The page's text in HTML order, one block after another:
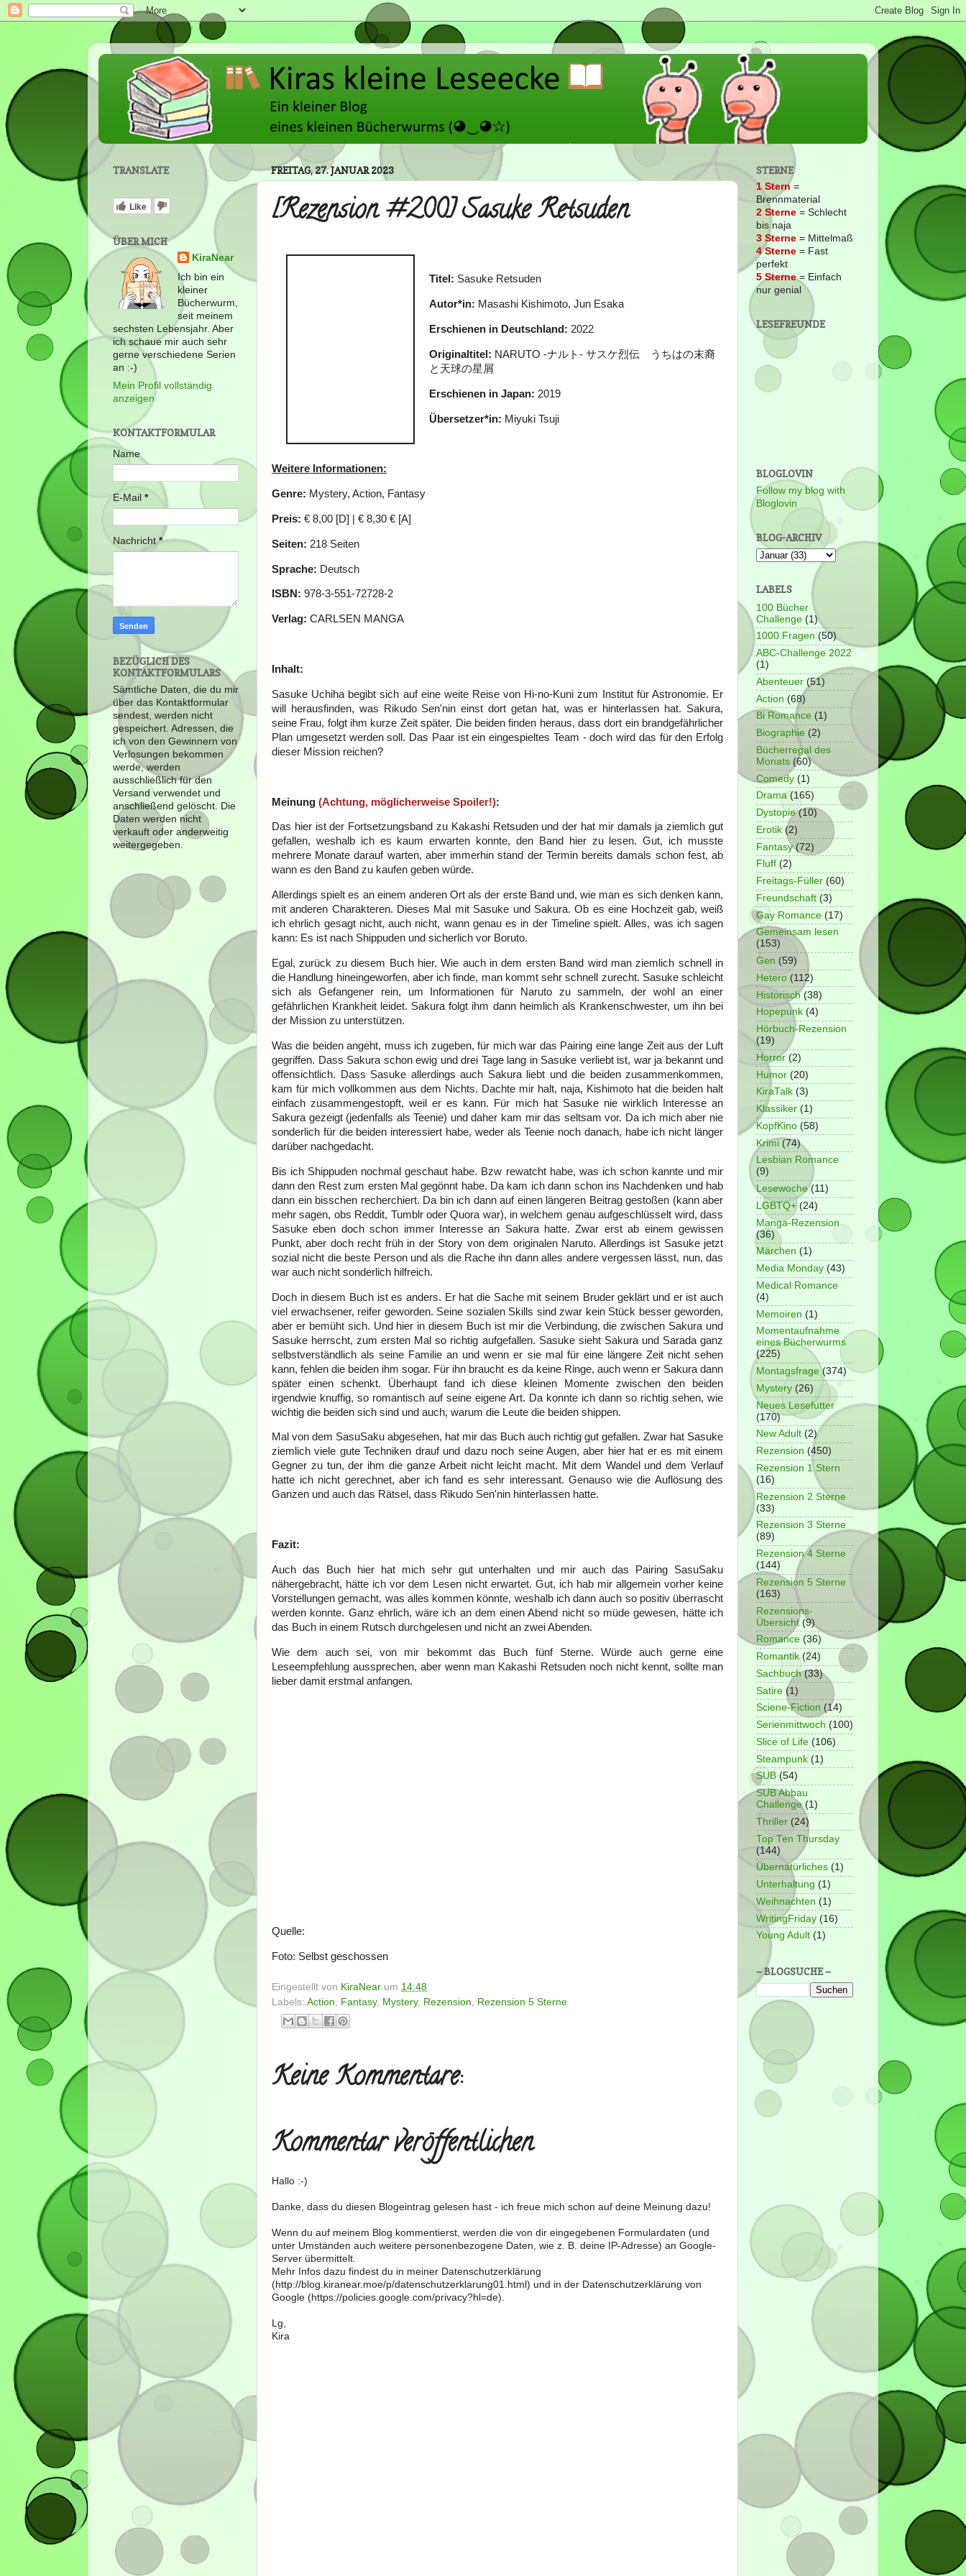
FREITAG, 27. JANUAR 2023
[Rezension #200] Sasuke Retsuden
Titel: Sasuke Retsuden
Autor*in: Masashi Kishimoto, Jun Esaka
Erschienen in Deutschland: 2022
Originaltitel: NARUTO -ナルト- サスケ烈伝 うちはの末裔
と天球の星屑
Erschienen in Japan: 2019
Übersetzer*in: Miyuki Tsuji
Weitere Informationen:
Genre: Mystery, Action, Fantasy
Preis: € 8,00 [D] | € 8,30 € [A]
Seiten: 218 Seiten
Sprache: Deutsch
ISBN: 978-3-551-72728-2
Verlag: CARLSEN MANGA
Inhalt:
Sasuke Uchiha begibt sich auf eine weite Reise von Hi-no-Kuni zum Institut für Astronomie. Er
will herausfinden, was Rikudo Sen'nin einst dort getan hat, was er hinterlassen hat. Sakura,
seine Frau, folgt ihm kurze Zeit später. Die beiden finden heraus, dass dort ein brandgefährlicher
Plan umgesetzt werden soll. Das Paar ist ein eingespieltes Team - doch wird das für den Erfolg
dieser Mission reichen?
Meinung (Achtung, möglicherweise Spoiler!):
Das hier ist der Fortsetzungsband zu Kakashi Retsuden und der hat mir damals ja ziemlich gut
gefallen, weshalb ich es kaum erwarten konnte, den Band hier zu lesen. Gut, ich musste
mehrere Monate darauf warten, aber immerhin stand der Termin bereits damals schon fest, ab
wann es den Band zu kaufen geben würde.
Allerdings spielt es an einem anderen Ort als der erste Band und, wie man es sich denken kann,
mit anderen Charakteren. Dieses Mal mit Sasuke und Sakura. Ob es eine Hochzeit gab, weiß
ich ehrlich gesagt nicht, auch nicht, wann genau es in der Timeline spielt. Alles, was ich sagen
kann: Es ist nach Shippuden und sicherlich vor Boruto.
Egal, zurück zu diesem Buch hier. Wie auch in dem ersten Band wird man ziemlich schnell in
die Handlung hineingeworfen, aber ich finde, man kommt sehr schnell zurecht. Sasuke schleicht
sich als Gefangener rein, um Informationen für Naruto zu sammeln, der wohl an einer
gefährlichen Krankheit leidet. Sakura folgt ihm dann heimlich als Krankenschwester, um ihn bei
der Mission zu unterstützen.
Was die beiden angeht, muss ich zugeben, für mich war das Pairing eine lange Zeit aus der Luft
gegriffen. Dass Sakura schon ewig und drei Tage lang in Sasuke verliebt ist, war ja bekannt und
offensichtlich. Dass Sasuke allerdings auch Sakura liebt und die beiden zusammenkommen,
kam für mich vollkommen aus dem Nichts. Dachte mir halt, naja, Kishimoto hat die beiden halt
einfach zusammengestopft, weil er es kann. Für mich hat Sasuke nie wirklich Interesse an
Sakura gezeigt (jedenfalls als Teenie) und daher kam mir das seltsam vor. Da ich mich aber nie
sonderlich für die beiden interessiert habe, weder als Teenie noch danach, habe ich nicht länger
darüber nachgedacht.
Bis ich Shippuden nochmal geschaut habe. Bzw rewatcht habe, was ich schon kannte und mir
dann den Rest zum ersten Mal gegönnt habe. Da kam ich dann schon ins Nachdenken und hab
dann ein bisschen recherchiert. Da bin ich dann auf einen längeren Beitrag gestoßen (kann aber
mehr sagen, obs Reddit, Tumblr oder Quora war), in welchem genau aufgeschlüsselt wird, dass
Sasuke eben doch schon immer Interesse an Sakura hatte. Zwar erst ab einem gewissen
Punkt, aber doch recht früh in der Story von dem originalen Naruto. Allerdings ist Sasuke jetzt
sozial nicht die beste Person und als die Rache ihn dann alles andere vergessen lässt, nun, das
war auch nicht sonderlich hilfreich.
Doch in diesem Buch ist es anders. Er hat die Sache mit seinem Bruder geklärt und er ist auch
viel erwachsener, reifer geworden. Seine sozialen Skills sind zwar kein Stück besser geworden,
aber er bemüht sich. Und hier in diesem Buch ist mir die Verbindung, die zwischen Sakura und
Sasuke herrscht, zum ersten Mal so richtig aufgefallen. Sasuke sieht Sakura und Sarada ganz
selbstverständlich als seine Familie an und wenn er sie mal für eine längere Zeit nicht sehen
kann, fehlen die beiden ihm sogar. Für ihn braucht es da keine Ringe, auch wenn er Sakura dann
später einen schenkt. Überhaupt fand ich diese kleinen Momente zwischen den beiden
irgendwie knuffig, so romantisch auf seine eigene Art. Da konnte ich dann so richtig sehen, wie
wichtig die beiden sich sind und auch, warum die Leute die beiden shippen.
Mal von dem SasuSaku abgesehen, hat mir das Buch auch richtig gut gefallen. Zwar hat Sasuke
ziemlich viele gute Techniken drauf und dazu noch seine Augen, aber hier hat er es mit einem
Gegner zu tun, der ihm die ganze Arbeit nicht leicht macht. Mit dem Wandel und dem Verlauf
hatte ich nicht gerechnet, aber ich fand es sehr interessant. Genauso wie die Auflösung des
Ganzen und auch das Rätsel, dass Rikudo Sen'nin hinterlassen hatte.
Fazit:
Auch das Buch hier hat mich sehr gut unterhalten und mir auch das Pairing SasuSaku
nähergebracht, hätte ich vor dem Lesen nicht erwartet. Gut, ich hab mir allgemein vorher keine
Vorstellungen gemacht, was alles kommen könnte, weshalb ich dann auch so positiv überrascht
werden konnte. Ganz ehrlich, wäre ich an dem einen Abend nicht so müde gewesen, hätte ich
das Buch in einem Rutsch durchgelesen und nicht an zwei Abenden.
Wie dem auch sei, von mir bekommt das Buch fünf Sterne. Würde auch gerne eine
Leseempfehlung aussprechen, aber wenn man Kakashi Retsuden noch nicht kennt, sollte man
lieber damit erstmal anfangen.
Quelle:
Foto: Selbst geschossen
Eingestellt von KiraNear um 14:48
Labels: Action Fantasy, Mystery, Rezension Rezension 5 Sterne
Keine Kommentare:
Kommentar veröffentlichen
Hallo :-)
Danke, dass du diesen Blogeintrag gelesen hast - ich freue mich schon auf deine Meinung dazu!
Wenn du auf meinem Blog kommentierst, werden die von dir eingegebenen Formulardaten (und
unter Umständen auch weitere personenbezogene Daten, wie z. B. deine IP-Adresse) an Google-
Server übermittelt.
Mehr Infos dazu findest du in meiner Datenschutzerklärung
(http://blog.kiranear.moe/p/datenschutzerklarung01.html) und in der Datenschutzerklärung von
Google (https://policies.google.com/privacy?hl=de).
Lg,
Kira
TRANSLATE
Like
ÜBER MICH
KiraNear
Ich bin ein
kleiner
Bücherwurm,
seit meinem
sechsten Lebensjahr. Aber
ich schaue mir auch sehr
gerne verschiedene Serien
an :-)
Mein Profil vollständig
anzeigen
KONTAKTFORMULAR
Name
E-Mail *
Nachricht*
BEZÜGLICH DES
KONTAKTFORMULARS
Sämtliche Daten, die du mir
über das Kontaktformular
sendest, werden nicht
gespeichert. Adressen, die
ich von den Gewinnern von
Verlosungen bekommen
werde, werden
ausschließlich für den
Versand verwendet und
anschließend gelöscht. Die
Daten werden nicht
verkauft oder anderweitig
weitergegeben.
STERNE
1 Stern =
Brennmaterial
2 Sterne = Schlecht
bis naja
3 Sterne = Mittelmaß
4 Sterne = Fast
perfekt
5 Sterne= Einfach
nur genial
LESEFREUNDE
BLOGLOVIN
Follow my blog with
Bloglovin
BLOG-ARCHIV
LABELS
100 Bücher
Challenge (1)
1000 Fragen (50)
ABC-Challenge 2022
(1)
Abenteuer (51)
Action (68)
Bi Romance (1)
Biographie (2)
Bücherregal des
Monats (60)
Comedy (1)
Drama (165)
Dystopie (10)
Erotik (2)
Fantasy (72)
Fluff (2)
Freitags-Füller (60)
Freundschaft (3)
Gay Romance (17)
Gemeinsam lesen
(153)
Gen (59)
Hetero (112)
Historisch (38)
Hopepunk (4)
Hörbuch-Rezension
(19)
Horror (2)
Humor (20)
KiraTalk (3)
Klassiker (1)
KopfKino (58)
Krimi (74)
Lesbian Romance
(9)
Lesewoche (11)
LGBTQ+ (24)
Manga-Rezension
(36)
Märchen (1)
Media Monday (43)
Medical Romance
(4)
Memoiren (1)
Momentaufnahme
eines Bücherwurms
(225)
Montagsfrage (374)
Mystery (26)
Neues Lesefutter
(170)
New Adult (2)
Rezension (450)
Rezension 1 Stern
(16)
Rezension 2 Sterne
(33)
Rezension 3 Sterne
(89)
Rezension 4 Sterne
(144)
Rezension 5 Sterne
(163)
Rezensions-
Übersicht (9)
Romance (36)
Romantik (24)
Sachbuch (33)
Satire (1)
Sciene-Fiction (14)
Serienmittwoch (100)
Slice of Life (106)
Steampunk (1)
SUB (54)
SUB Abbau
Challenge (1)
Thriller (24)
Top Ten Thursday
(144)
Übernatürliches (1)
Unterhaltung (1)
Weihnachten (1)
WritingFriday (16)
Young Adult (1)
~ BLOGSUCHE ~